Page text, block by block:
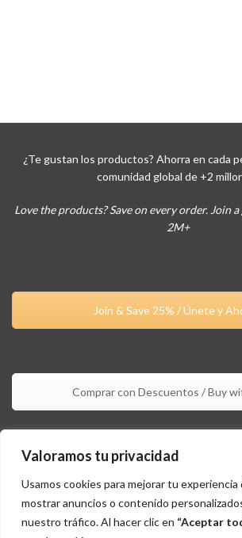
Valoramos tu privacidad
Usamos cookies para mejorar tu experiencia
mostrar anuncios o contenido
nuestro tráfico. Al hacer clic en “Aceptar
¿Te gustan los productos? Ahorra en cada
comunidad global de +2
Love the products? Save on every order. Join
2M+
Join & Save 25% / Únete y
Comprar con Descuentos / Buy
Estos productos no están aprobados por la